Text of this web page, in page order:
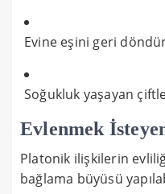
Evine eşini geri
Soğukluk yaşayan
Evlenmek
Platonik ilişkilerin
bağlama büyüsü